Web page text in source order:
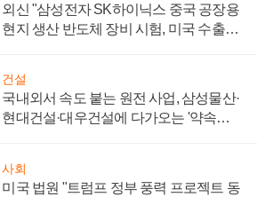
외신 "삼성전자 SK하이닉스 중국 공장용
현지 생산 반도체 장비 시험, 미국 수출통
건설
국내외서 속도 붙는 원전 사업, 삼성물산·
현대건설·대우건설에 다가오는 '약속의
사회
미국 법원 "트럼프 정부 풍력 프로젝트 동